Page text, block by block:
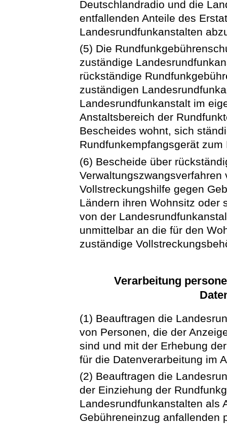
Deutschlandradio und die
entfallenden Anteile des
Landesrundfunkanstalten
(5) Die
zuständige
rückständige
zuständigen
Landesrundfunkanstalt im
Anstaltsbereich der
Bescheides wohnt, sich
Rundfunkempfangsgerät
(6) Bescheide über
Vollstreckungshilfe gegen
Ländern ihren Wohnsitz oder
von der
unmittelbar an die für den
zuständige
Verarbeitung
(1) Beauftragen die
von Personen, die der
sind und mit der Erhebung
für die Datenverarbeitung im
(2) Beauftragen die
der Einziehung der
Landesrundfunkanstalten als
Gebühreneinzug anfallenden